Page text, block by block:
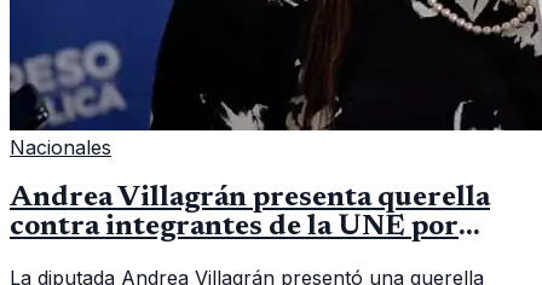
Nacionales
Andrea Villagrán presenta querella
contra integrantes de la UNE por
La diputada Andrea Villagrán presentó una querella